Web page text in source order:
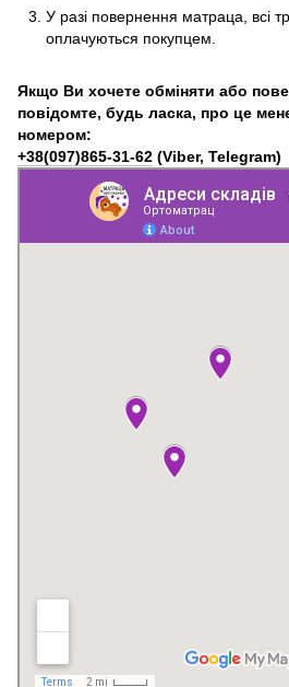
У разі повернення матраца, всі
оплачуються покупцем.
Якщо Ви хочете обміняти або
повідомте, будь ласка, про це
номером:
+38(097)865-31-62 (Viber, Telegram)